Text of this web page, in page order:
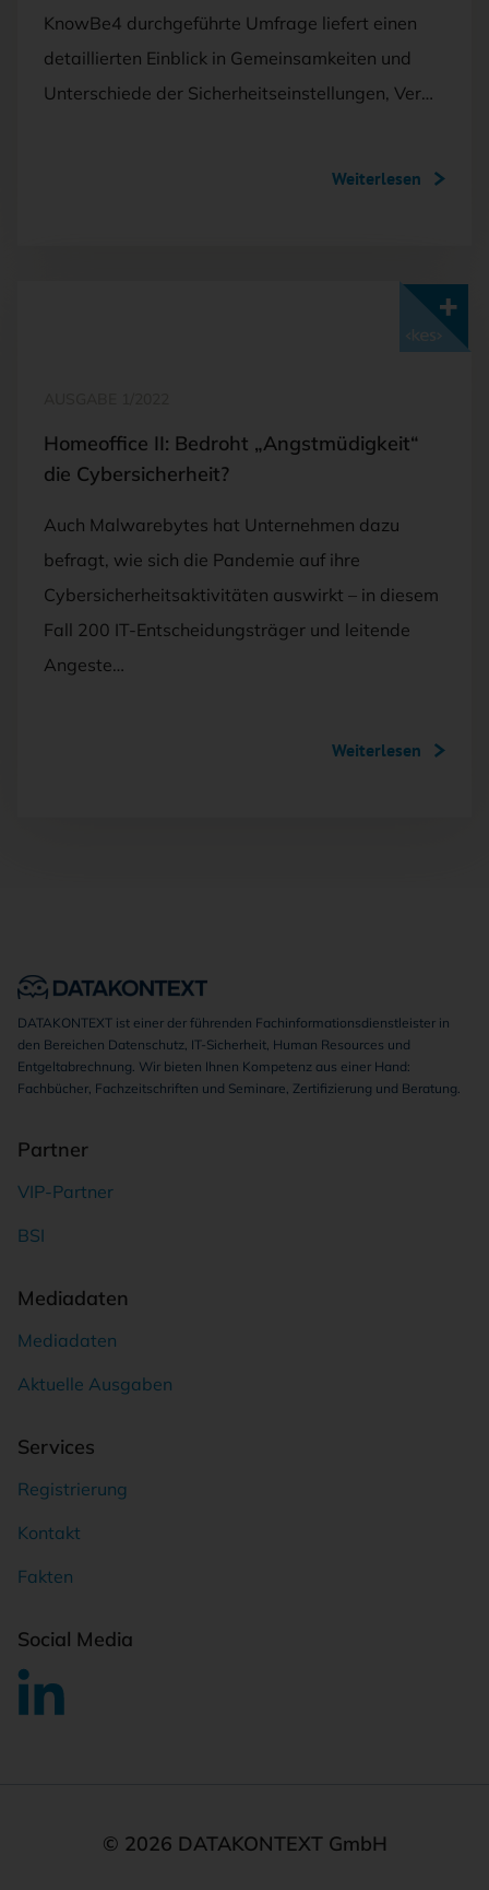
KnowBe4 durchgeführte Umfrage liefert einen
detaillierten Einblick in Gemeinsamkeiten und
Unterschiede der Sicherheitseinstellungen, Ver…
Weiterlesen
Homeoffice II: Bedroht „Angstmüdigkeit“
die Cybersicherheit?
Auch Malwarebytes hat Unternehmen dazu
befragt, wie sich die Pandemie auf ihre
Cybersicherheitsaktivitäten auswirkt – in diesem
Fall 200 IT-Entscheidungsträger und leitende
Angeste…
Weiterlesen
DATAKONTEXT ist einer der führenden Fachinformationsdienstleister in
den Bereichen Datenschutz, IT-Sicherheit, Human Resources und
Entgeltabrechnung. Wir bieten Ihnen Kompetenz aus einer Hand:
Fachbücher, Fachzeitschriften und Seminare, Zertifizierung und Beratung.
Partner
VIP-Partner
BSI
Mediadaten
Mediadaten
Aktuelle Ausgaben
Services
Registrierung
Kontakt
Fakten
Social Media
© 2026 DATAKONTEXT GmbH